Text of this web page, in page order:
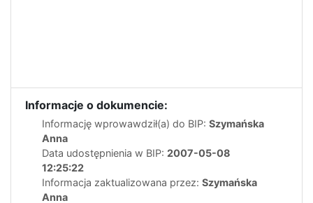
Informacje o dokumencie:
Informację wprowawdził(a) do BIP: Szymańska
Anna
Data udostępnienia w BIP: 2007-05-08
12:25:22
Informacja zaktualizowana przez: Szymańska
Anna